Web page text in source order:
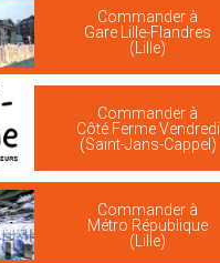
Commander à
Gare Lille-Flandres
(Lille)
Commander à
Côté Ferme Vendredi
(Saint-Jans-Cappel)
Commander à
Métro République
(Lille)